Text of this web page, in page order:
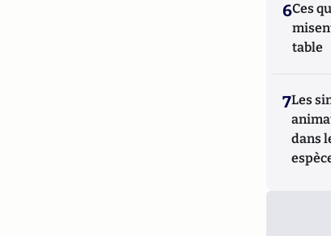
6Ces
table
7Les
dans